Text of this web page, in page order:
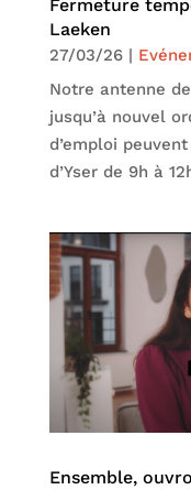
Fermeture
Laeken
27/03/26|
Notre antenne
jusqu’à nouvel
d’emploi
d’Yser de 9h à
Ensemble,